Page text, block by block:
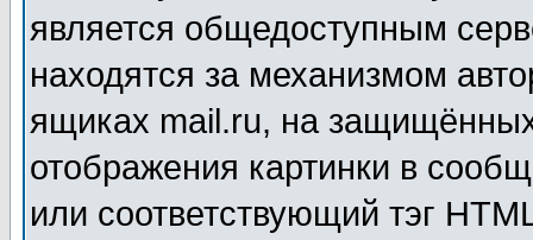
является общедоступным
находятся за механизмом
ящиках mail.ru, на
отображения картинки в
или соответствующий тэг